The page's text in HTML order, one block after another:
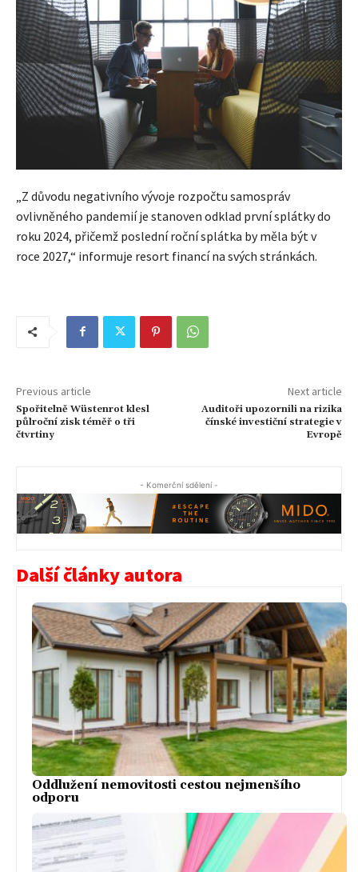
„Z důvodu negativního vývoje rozpočtu samospráv
ovlivněného pandemií je stanoven odklad první splátky do
roku 2024, přičemž poslední roční splátka by měla být v
roce 2027,“ informuje resort financí na svých stránkách.
Previous article
Spořitelně Wüstenrot klesl
půlroční zisk téměř o tři
čtvrtiny
Next article
Auditoři upozornili na rizika
čínské investiční strategie v
Evropě
- Komerční sdělení -
Další články autora
Oddlužení nemovitosti cestou nejmenšího
odporu